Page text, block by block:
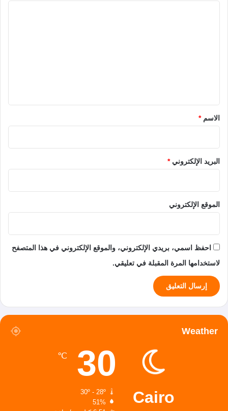
*الاسم*
البريد الإلكتروني*
الموقع الإلكتروني
احفظ اسمي، بريدي الإلكتروني، والموقع الإلكتروني في هذا المتصفح
لاستخدامها المرة المقبلة في تعليقي.
Weather
Cairo
30
℃
30º - 28º
51%